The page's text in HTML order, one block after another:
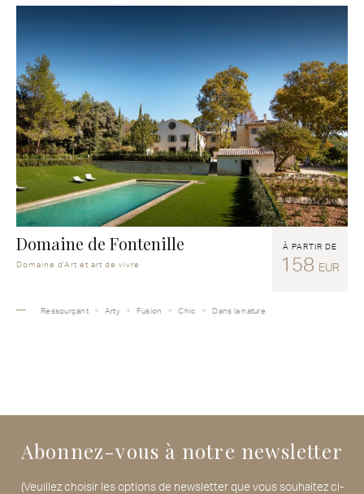
Domaine de Fontenille
Domaine d'Art et art de vivre
À PARTIR DE
158 EUR
Ressourçant Arty Fusion Chic Dans la nature
Abonnez-vous à notre newsletter
(Veuillez choisir les options de newsletter que vous souhaitez ci-